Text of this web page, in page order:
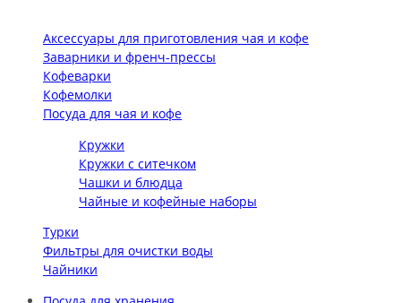
Аксессуары для приготовления чая и кофе
Заварники и френч-прессы
Кофеварки
Кофемолки
Посуда для чая и кофе
Кружки
Кружки с ситечком
Чашки и блюдца
Чайные и кофейные наборы
Турки
Фильтры для очистки воды
Чайники